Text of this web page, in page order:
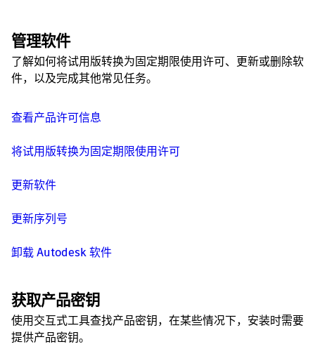
管理软件
了解如何将试用版转换为固定期限使用许可、更新或删除软
件，以及完成其他常见任务。
查看产品许可信息
将试用版转换为固定期限使用许可
更新软件
更新序列号
卸载 Autodesk 软件
获取产品密钥
使用交互式工具查找产品密钥，在某些情况下，安装时需要
提供产品密钥。